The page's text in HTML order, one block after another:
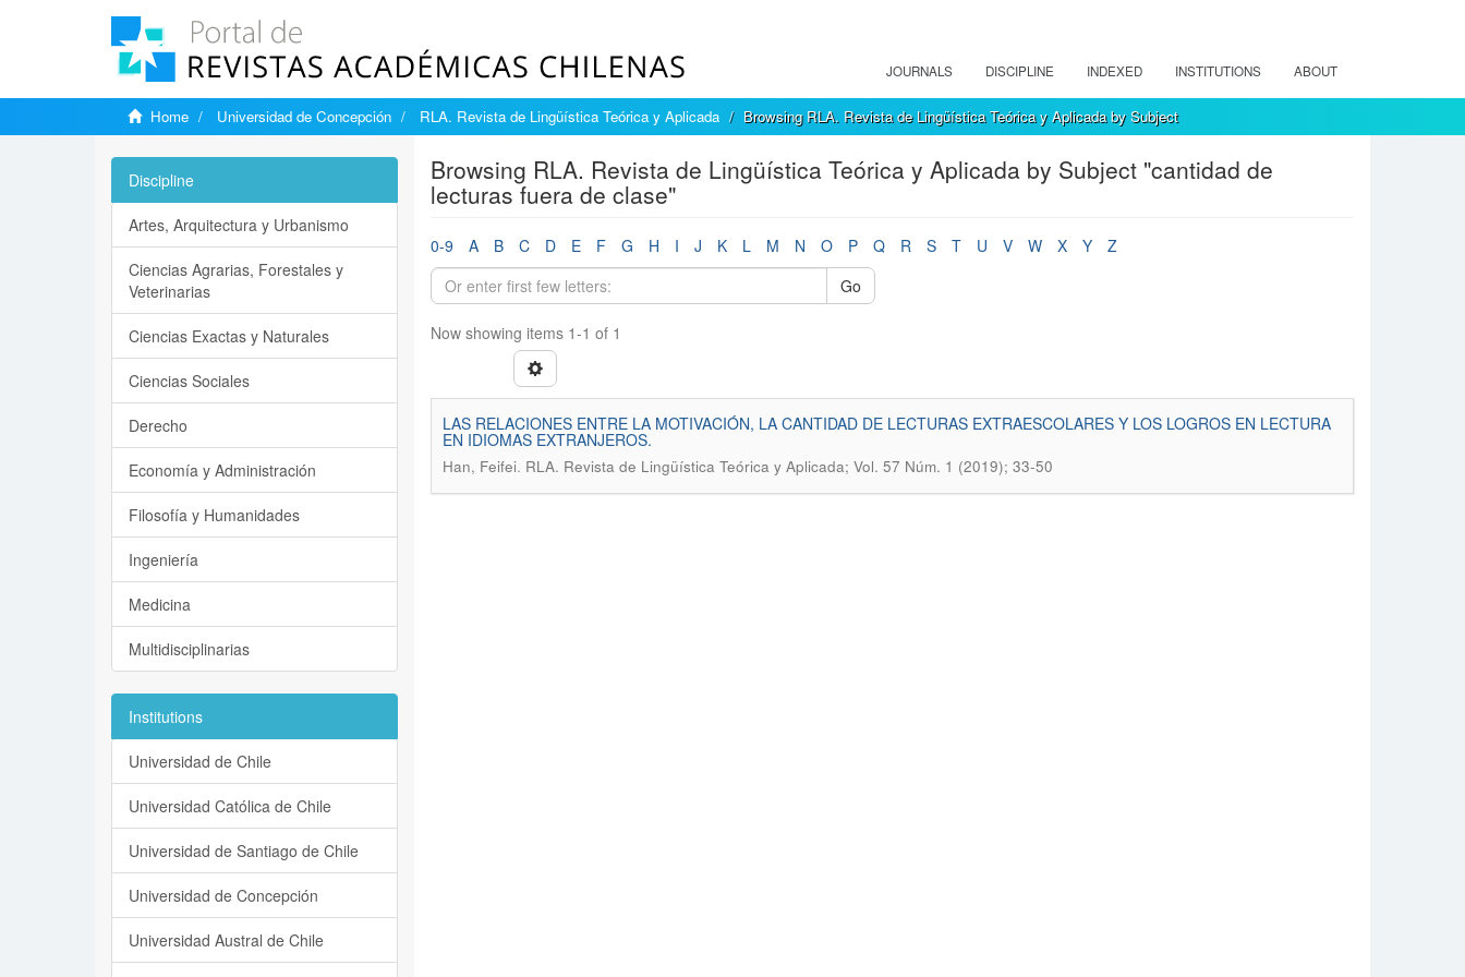
JOURNALS DISCIPLINE INDEXED INSTITUTIONS ABOUT
Home Universidad de Concepción RLA. Revista de Lingüística Teórica y Aplicada Browsing RLA. Revista de Lingüística Teórica y Aplicada by Subject
Browsing RLA. Revista de Lingüística Teórica y Aplicada by Subject "cantidad de
lecturas fuera de clase"
0-9 A B C D E F G H I J K L M N O P Q R S T U V W X Y
Z
Go
Now showing items 1-1 of 1
LAS RELACIONES ENTRE LA MOTIVACIÓN, LA CANTIDAD DE LECTURAS EXTRAESCOLARES Y LOS LOGROS EN LECTURA
EN IDIOMAS EXTRANJEROS.
Han, Feifei. RLA. Revista de Lingüística Teórica y Aplicada; Vol. 57 Núm. 1 (2019); 33-50
Discipline
Artes, Arquitectura y Urbanismo
Ciencias Agrarias, Forestales y
Veterinarias
Ciencias Exactas y Naturales
Ciencias Sociales
Derecho
Economía y Administración
Filosofía y Humanidades
Ingeniería
Medicina
Multidisciplinarias
Institutions
Universidad de Chile
Universidad Católica de Chile
Universidad de Santiago de Chile
Universidad de Concepción
Universidad Austral de Chile